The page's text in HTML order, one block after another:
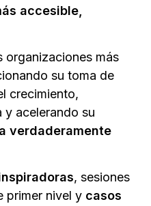
accesible,
organizaciones más
su toma de
crecimiento,
acelerando su
verdaderamente
, sesiones
primer nivel y casos